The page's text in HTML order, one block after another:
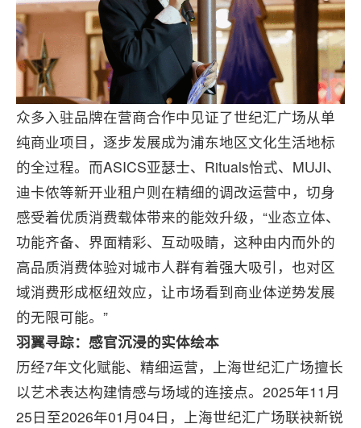
众多入驻品牌在营商合作中见证了世纪汇广场从单
纯商业项目，逐步发展成为浦东地区文化生活地标
的全过程。而ASICS亚瑟士、Rituals怡式、MUJI、
迪卡侬等新开业租户则在精细的调改运营中，切身
感受着优质消费载体带来的能效升级，“业态立体、
功能齐备、界面精彩、互动吸睛，这种由内而外的
高品质消费体验对城市人群有着强大吸引，也对区
域消费形成枢纽效应，让市场看到商业体逆势发展
的无限可能。”
羽翼寻踪：感官沉浸的实体绘本
历经7年文化赋能、精细运营，上海世纪汇广场擅长
以艺术表达构建情感与场域的连接点。2025年11月
25日至2026年01月04日，上海世纪汇广场联袂新锐